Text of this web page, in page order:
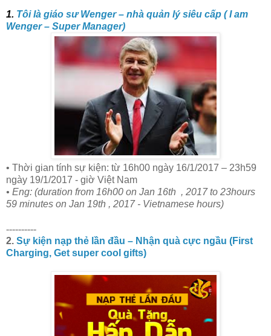
1. Tôi là giáo sư Wenger – nhà quản lý siêu cấp ( I am
Wenger – Super Manager)
• Thời gian tính sự kiện: từ 16h00 ngày 16/1/2017 – 23h59
ngày 19/1/2017 - giờ Việt Nam
• Eng: (duration from 16h00 on Jan 16th , 2017 to 23hours
59 minutes on Jan 19th , 2017 - Vietnamese hours)
----------
2. Sự kiện nạp thẻ lần đầu – Nhận quà cực ngầu (First
Charging, Get super cool gifts)